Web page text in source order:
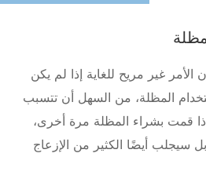
غير مريح للغاية إذا لم يكن
المظلة، من السهل أن تتسبب
قمت بشراء المظلة مرة أخرى،
أيضًا الكثير من الإزعاج